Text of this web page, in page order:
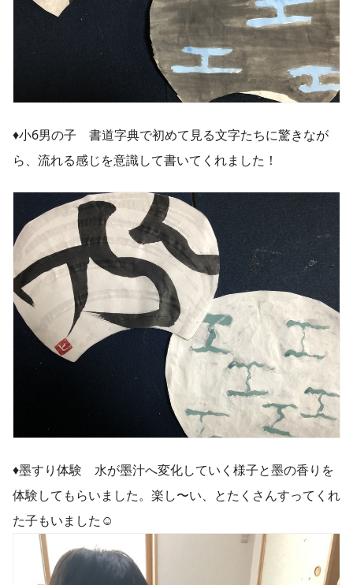
♦︎小6男の子 書道字典で初めて見る文字たちに驚きなが
ら、流れる感じを意識して書いてくれました！
♦︎墨すり体験 水が墨汁へ変化していく様子と墨の香りを
体験してもらいました。楽し〜い、とたくさんすってくれ
た子もいました☺️